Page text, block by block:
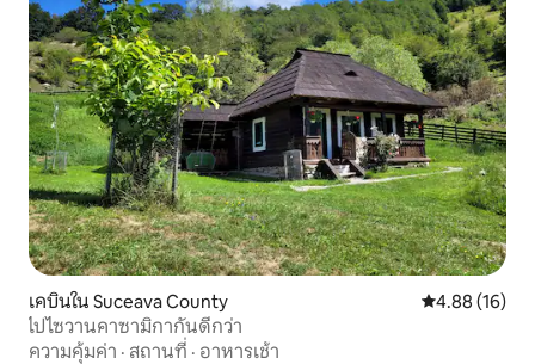
เคบินใน Suceava County คะแนนเฉลี่ย
4.88 (16)
ไปไซวานคาซามิกากันดีกว่า
ความคุ้มค่า · สถานที่ · อาหารเช้า